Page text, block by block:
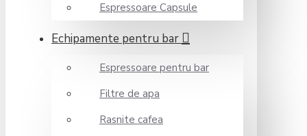
Espressoare Capsule
Echipamente pentru bar
Espressoare pentru bar
Filtre de apa
Rasnite cafea